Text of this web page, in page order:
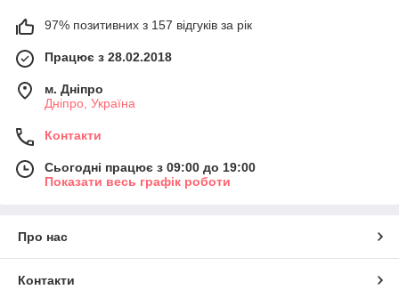
97% позитивних з 157 відгуків за рік
Працює з 28.02.2018
м. Дніпро
Дніпро, Україна
Контакти
Сьогодні працює з 09:00 до 19:00
Показати весь графік роботи
Про нас
Контакти